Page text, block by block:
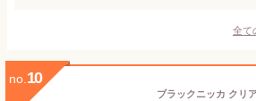
全て
no. 10
ブラックニッカ クリ